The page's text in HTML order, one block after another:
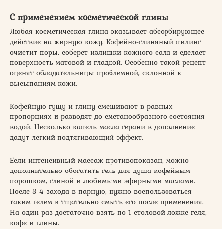
С применением косметической глины
Любая косметическая глина оказывает абсорбирующее
действие на жирную кожу. Кофейно-глиняный пилинг
очистит поры, соберет излишки кожного сала и сделает
поверхность матовой и гладкой. Особенно такой рецепт
оценят обладательницы проблемной, склонной к
высыпаниям кожи.
Кофейную гущу и глину смешивают в равных
пропорциях и разводят до сметанообразного состояния
водой. Несколько капель масла герани в дополнение
дадут легкий подтягивающий эффект.
Если интенсивный массаж противопоказан, можно
дополнительно обогатить гель для душа кофейным
порошком, глиной и любимыми эфирными маслами.
После 3-4 захода в парную, нужно воспользоваться
таким гелем и тщательно смыть его после применения.
На один раз достаточно взять по 1 столовой ложке геля,
кофе и глины.